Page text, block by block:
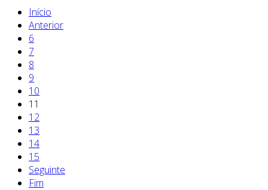
Início
Anterior
6
7
8
9
10
11
12
13
14
15
Seguinte
Fim